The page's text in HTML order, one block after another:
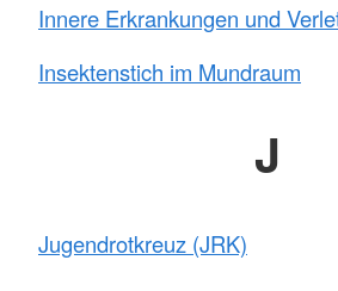
Innere Erkrankungen und
Insektenstich im Mundraum
J
Jugendrotkreuz (JRK)